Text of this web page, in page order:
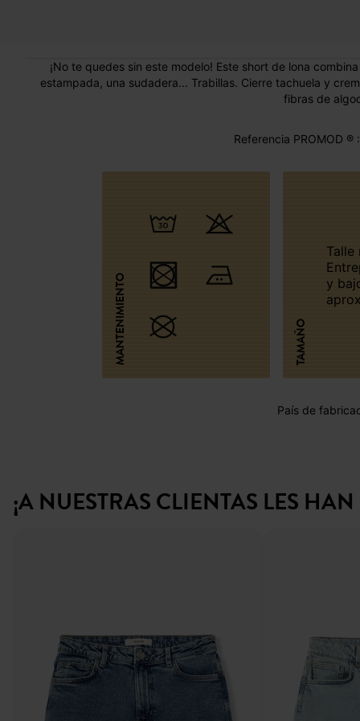
¡No te quedes sin este modelo! Este short de lona
estampada, una sudadera... Trabillas. Cierre tachuela y
fibras de
Referencia PROMOD
MANTENIMIENTO TAMAÑO
Talle normal.
y
País de
¡A NUESTRAS CLIENTAS LES